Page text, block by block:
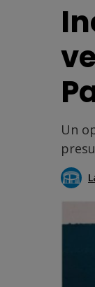
Un